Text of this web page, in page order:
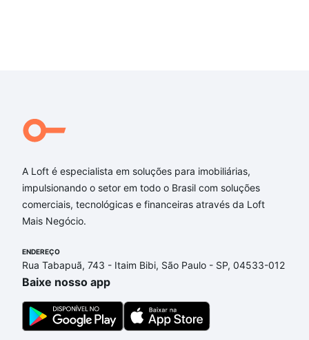
A Loft é especialista em soluções para imobiliárias,
impulsionando o setor em todo o Brasil com soluções
comerciais, tecnológicas e financeiras através da Loft
Mais Negócio.
ENDEREÇO
Rua Tabapuã, 743 - Itaim Bibi, São Paulo - SP, 04533-012
Baixe nosso app